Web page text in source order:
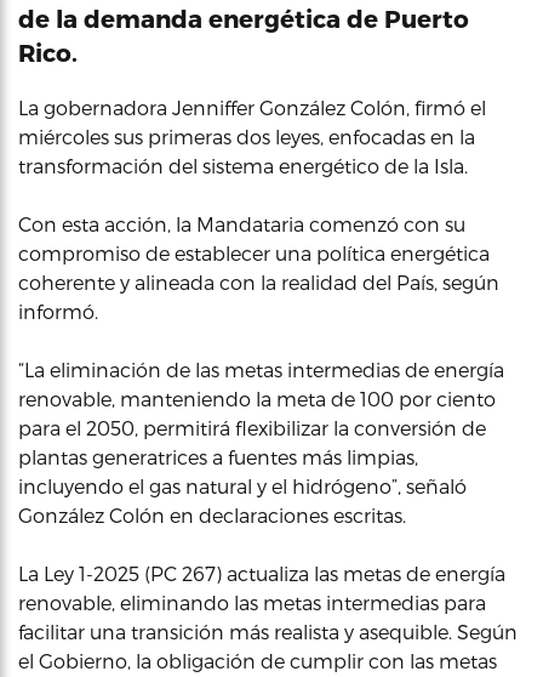
de la demanda energética de Puerto
Rico.
La gobernadora Jenniffer González Colón, firmó el
miércoles sus primeras dos leyes, enfocadas en la
transformación del sistema energético de la Isla.
Con esta acción, la Mandataria comenzó con su
compromiso de establecer una política energética
coherente y alineada con la realidad del País, según
informó.
“La eliminación de las metas intermedias de energía
renovable, manteniendo la meta de 100 por ciento
para el 2050, permitirá flexibilizar la conversión de
plantas generatrices a fuentes más limpias,
incluyendo el gas natural y el hidrógeno”, señaló
González Colón en declaraciones escritas.
La Ley 1-2025 (PC 267) actualiza las metas de energía
renovable, eliminando las metas intermedias para
facilitar una transición más realista y asequible. Según
el Gobierno, la obligación de cumplir con las metas